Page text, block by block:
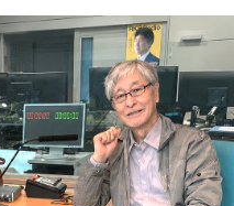
『マンガのラジオ 宇宙兄
』は8月16日（日）19時
で未公開の音源を含むデ
スト配信も予定してい